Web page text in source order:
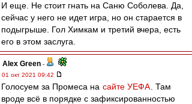
И еще. Не стоит гнать на Саню Соболева. Да,
сейчас у него не идет игра, но он старается в
подыгрыше. Гол Химкам и третий вчера, есть
его в этом заслуга.
Alex Green -
01 окт 2021 09:42
Голосуем за Промеса на сайте УЕФА . Там
вроде всё в порядке с зафиксированностью